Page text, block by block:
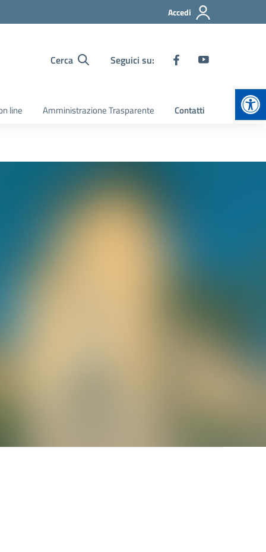
Accedi
Cerca Seguici su:
line Amministrazione Trasparente Contatti